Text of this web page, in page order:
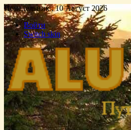
Понедельник , 10 Август 2026
Войти
Switch skin